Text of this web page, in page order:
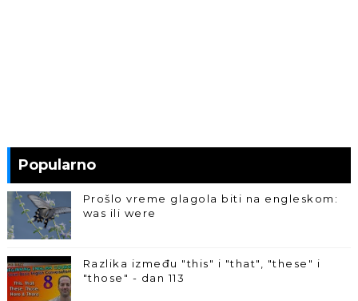
Popularno
Prošlo vreme glagola biti na engleskom:
was ili were
Razlika između "this" i "that", "these" i
"those" - dan 113